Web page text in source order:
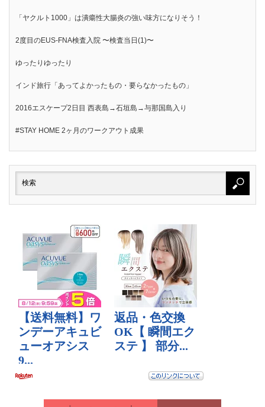
「ヤクルト1000」は潰瘍性大腸炎の強い味方になりそう！
2度目のEUS-FNA検査入院 〜検査当日(1)〜
ゆったりゆったり
インド旅行「あってよかったもの・要らなかったもの」
2016エスケープ2日目 西表島→石垣島→与那国島入り
#STAY HOME 2ヶ月のワークアウト成果